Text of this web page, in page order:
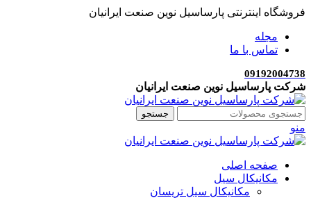
فروشگاه اینترنتی پارساسیل نوین صنعت ایرانیان
مجله
تماس با ما
09192004738
شرکت پارساسیل نوین صنعت ایرانیان
جستجو
منو
صفحه اصلی
مکانیکال سیل
مکانیکال سیل تریسان